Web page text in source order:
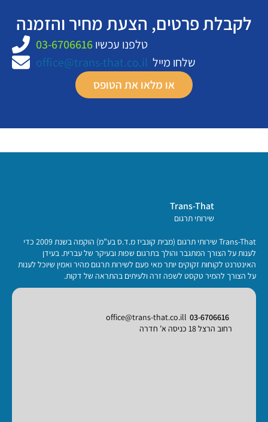
לקבלת פרטים, הצעת מחיר והזמנה
טלפנו עכשיו03-6706616
שלחו מייל office@trans-that.co.il
או מלאו את הטופס
Trans-That
שירותי תרגום
Trans-That שירותי תרגום (מבית קונביז מ.ד.ס בע”מ) הוקמה בשנת 2009 כדי
לענות על הצורך המתגבר והולך בתרגום שפות ובעיקר של עברית. בעידן
האינטרנט לקוחות זקוקים יותר מאי פעם לשירות תרגום מהיר ואמין שיוכל לענות
על הצורך להמיר טקסט לשפה זרה ולעיתים בהתראה של דקות.
03-6706616
office@trans-that.co.ill
רחוב הרצל 18 כניסה א’ חדרה